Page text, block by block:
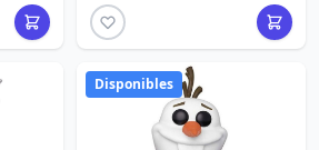
Disponibles